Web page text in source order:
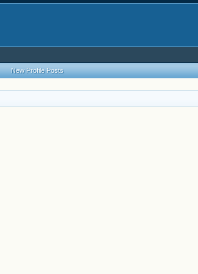
New Profile Posts